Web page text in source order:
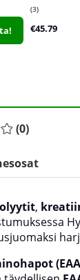
3
€45.79
(0)
,